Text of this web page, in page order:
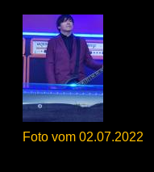
Foto vom 02.07.2022